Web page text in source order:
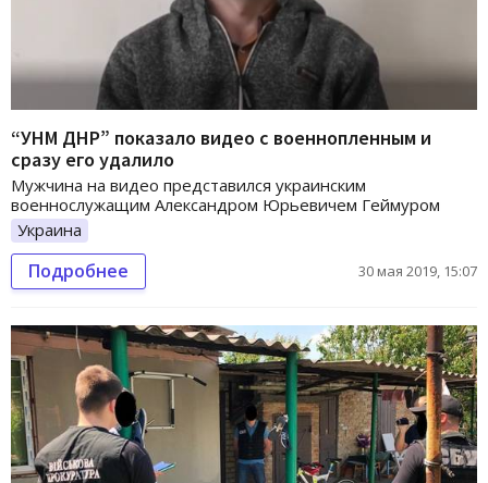
“УНМ ДНР” показало видео с военнопленным и
сразу его удалило
Мужчина на видео представился украинским
военнослужащим Александром Юрьевичем Геймуром
Украина
Подробнее 30 мая 2019, 15:07